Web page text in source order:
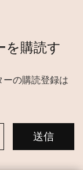
を購読す
の購読登録は